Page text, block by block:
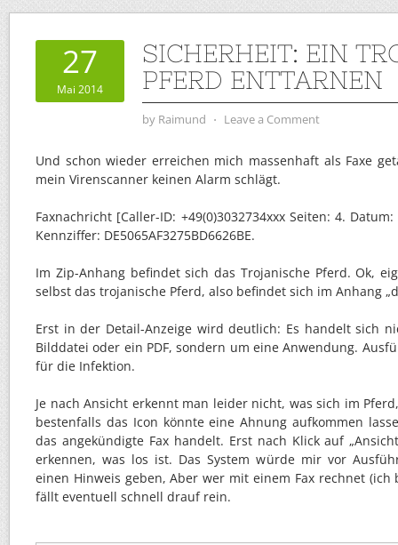
27
Mai 2014
SICHERHEIT: EIN
PFERD ENTTARNEN
by Raimund ⋅ Leave a Comment
Und schon wieder erreichen mich massenhaft als Faxe
mein Virenscanner keinen Alarm schlägt.
Faxnachricht [Caller-ID: +49(0)3032734xxx Seiten: 4. Datum:
Kennziffer: DE5065AF3275BD6626BE.
Im Zip-Anhang befindet sich das Trojanische Pferd. Ok,
selbst das trojanische Pferd, also befindet sich im Anhang
Erst in der Detail-Anzeige wird deutlich: Es handelt sich
Bilddatei oder ein PDF, sondern um eine Anwendung.
für die Infektion.
Je nach Ansicht erkennt man leider nicht, was sich im
bestenfalls das Icon könnte eine Ahnung aufkommen
das angekündigte Fax handelt. Erst nach Klick auf
erkennen, was los ist. Das System würde mir vor
einen Hinweis geben, Aber wer mit einem Fax rechnet (ich
fällt eventuell schnell drauf rein.